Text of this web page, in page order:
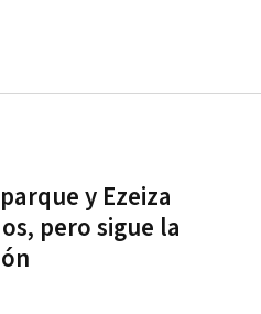
y Ezeiza
pero sigue la